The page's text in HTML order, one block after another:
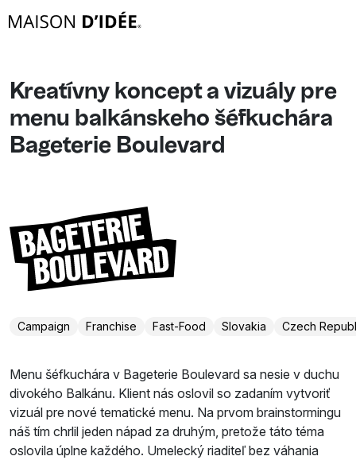
Kreatívny koncept a vizuály pre
menu balkánskeho šéfkuchára
Bageterie Boulevard
Campaign Franchise Fast-Food Slovakia Czech
Menu šéfkuchára v Bageterie Boulevard sa nesie v duchu
divokého Balkánu. Klient nás oslovil so zadaním vytvoriť
vizuál pre nové tematické menu. Na prvom brainstormingu
náš tím chrlil jeden nápad za druhým, pretože táto téma
oslovila úplne každého. Umelecký riaditeľ bez váhania